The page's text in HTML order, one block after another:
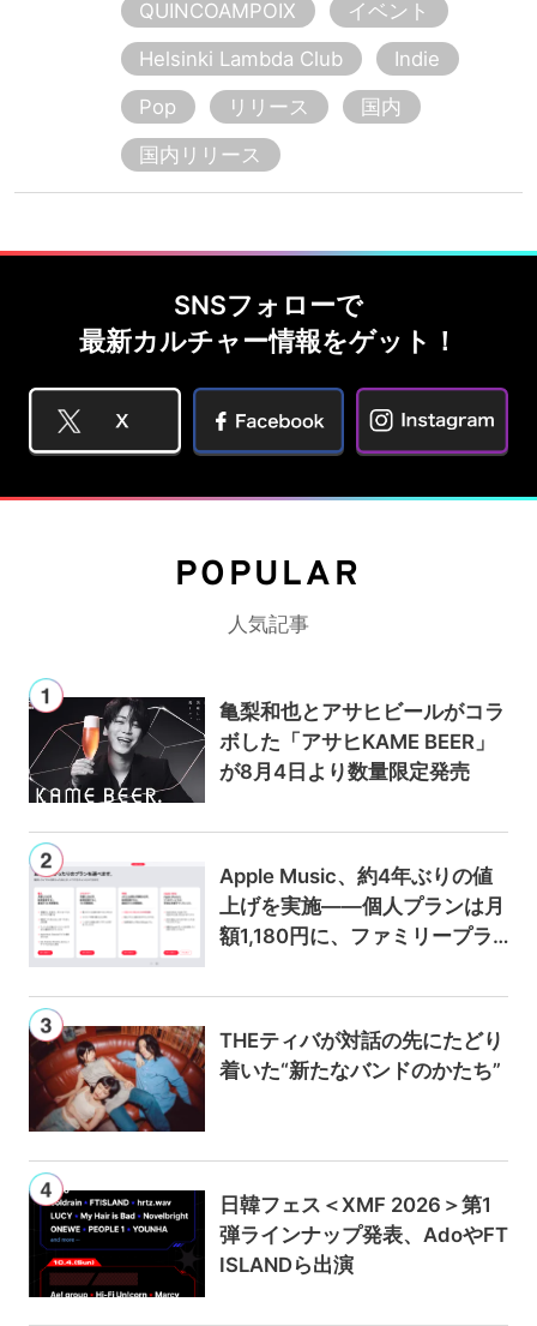
QUINCOAMPOIX
イベント
Helsinki Lambda Club
Indie
Pop
リリース
国内
国内リリース
SNSフォローで
最新カルチャー情報をゲット！
POPULAR
人気記事
亀梨和也とアサヒビールがコラ
ボした「アサヒKAME BEER」
が8月4日より数量限定発売
Apple Music、約4年ぶりの値
上げを実施——個人プランは月
額1,180円に、ファミリープラ
THEティバが対話の先にたどり
着いた“新たなバンドのかたち”
日韓フェス＜XMF 2026＞第1
弾ラインナップ発表、AdoやFT
ISLANDら出演